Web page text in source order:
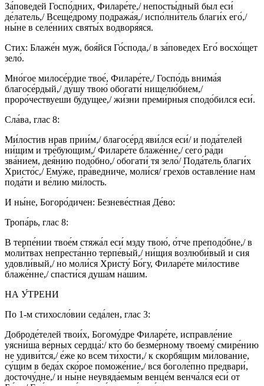
За́поведей Госпо́дних, Филаре́те,/ непосты́дный был еси́
де́латель,/ Всеще́дрому подража́я,/ испо́лни́тель благи́х его́,/
ны́не в селе́ниих святы́х водворя́яся.
Стих: Блаже́н муж, боя́йся Го́спода,/ в за́поведех Его́ восхо́щет
зело́.
Мно́гое милосе́рдие твое́, Филаре́те,/ Госпо́дь внима́я
благосе́рдый,/ ду́шу твою́ обогати́ нищелю́бием,/
проро́чествуеши бу́дущее,/ жи́зни преми́рныя сподо́бился еси́.
Сла́ва, глас 8:
Ми́лостив нрав прии́м,/ благосе́рд яви́лся еси́/ и пода́телей
ни́щим и тре́бующим,/ Филаре́те блаже́нне,/ сего́ ра́ди
зва́нием, дея́нию подо́бно,/ обогати́ тя зело́/ Пода́тель благи́х
Христо́с,/ Ему́же, пра́ведниче, моли́ся/ грехо́в оставле́ние нам
пода́ти и ве́лию ми́лость.
И ны́не, Богоро́дичен: Безневе́стная Де́во:
Тропа́рь, глас 8:
В терпе́нии твое́м стяжа́л еси́ мзду твою́, о́тче преподо́бне,/ в
моли́твах непреста́нно терпе́вый,/ ни́щия возлюби́вый и сия
удовли́вый,/ но моли́ся Христу́ Бо́гу, Филаре́те ми́лостиве
блаже́нне,/ спасти́ся душа́м на́шим.
НА У́ТРЕНИ
По 1-м стихосло́вии седа́лен, глас 3:
Доброде́телей твои́х, Богому́дре Филаре́те, исправле́ние
уясни́ша ве́рных сердца́:/ кто бо безме́рному твоему́ смире́нию
не удиви́тся,/ е́же ко всем ти́хости,/ к скорбя́щим ми́лование,
су́щим в беда́х ско́рое поможе́ние,/ вся боголе́пно предвари́,
досточу́дне,/ и ны́не неувяда́емым венце́м венча́лся еси́ от